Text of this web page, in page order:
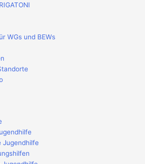
WGs und BEWs
Jugendhilfe